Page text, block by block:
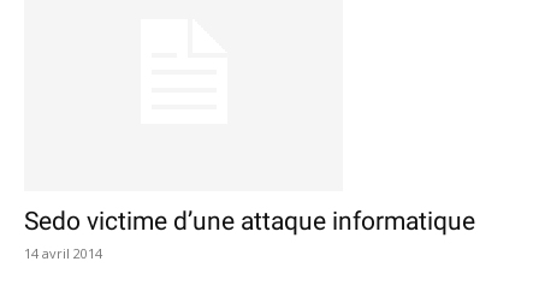
Sedo victime d’une attaque informatique
14 avril 2014